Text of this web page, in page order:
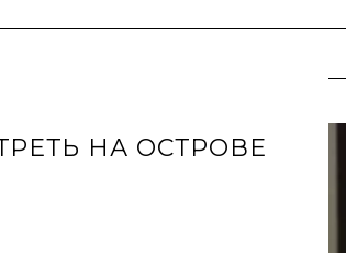
НА ОСТРОВЕ